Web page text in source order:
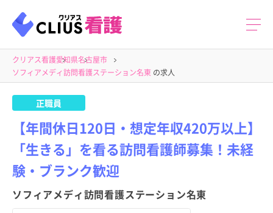
クリアス看護愛知県名古屋市
ソフィアメディ訪問看護ステーション名東 の求人
正職員
【年間休日120日・想定年収420万以上】
「生きる」を看る訪問看護師募集！未経
験・ブランク歓迎
ソフィアメディ訪問看護ステーション名東